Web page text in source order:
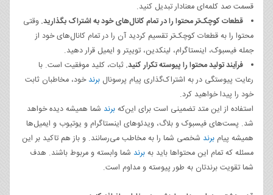
قسمت صد کلمه‌ای معنادار تبدیل کنید.
قطعات کوچک‌تر محتوا را در تمام کانال‌های خود به اشتراک بگذارید.وقتی
محتوا را به قطعات کوچک‌تر تقسیم کردید آن را در تمام کانال‌های خود از
جمله فیسبوک، اینستاگرام، لینکدین، توییتر و ایمیل قرار دهید.
فرآیند تولید محتوا را پیوسته تکرار کنید.ثبات، کلید موفقیت است. با
رعایت پیوستگی در به اشتراک‌گذاری پیام پرسونال برندخود، مخاطبان ثابت
خود را پیدا خواهید کرد.
استفاده از این متد تضمینی است برای این‌کهبرند شما همیشه دیده خواهد
شد. پست‌های فیسبوک و بلاگ، ویدئوهای اینستاگرام و یوتیوب و ایمیل‌ها
همیشه پیام برند شخصی شما را به مخاطب می‌رسانند. و باز هم تاکید بر این
مسئله که تمام این محتواها باید بهبرند شما وابسته و مربوط باشند. هدف
شما تقویت برندتان به طور پیوسته و مداوم است.